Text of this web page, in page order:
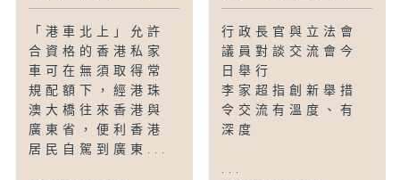
「港車北上」允許
合資格的香港私家
車可在無須取得常
規配額下，經港珠
澳大橋往來香港與
廣東省，便利香港
居民自駕到廣東...
行政長官與立法會
議員對談交流會今
日舉行
李家超指創新舉措
令交流有溫度、有
深度
...